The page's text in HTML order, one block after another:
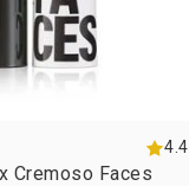
4.4
Cremoso Faces